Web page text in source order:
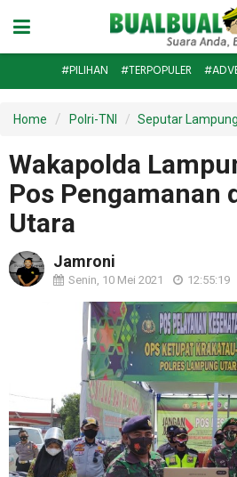
#PILIHAN #TERPOPULER
Home Polri-TNI Seputar Lampung
Wakapolda
Pos Pengamanan
Utara
Jamroni
Senin, 10 Mei 2021 12:55:19